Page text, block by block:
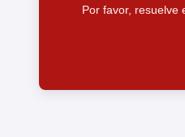
Por favor, resuelve